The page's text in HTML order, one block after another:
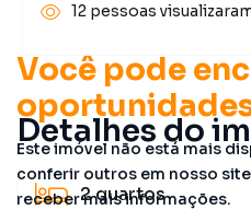
Você pode
Este imóvel não está mais
conferir outros em nosso
receber mais informações.
Detalhes do
2quartos
12 pessoas